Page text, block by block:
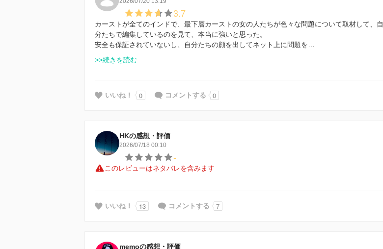
3.7
カーストが全てのインドで、最下層カーストの女の人たちが色々な問題について取材して、自
分たちで編集しているのを見て、本当に強いと思った。
安全も保証されていないし、自分たちの顔を出してネット上に問題を…
>>続きを読む
いいね！ 0 コメントする 0
HKの感想・評価
2026/07/18 00:10
-
このレビューはネタバレを含みます
いいね！ 13 コメントする 7
memoの感想・評価